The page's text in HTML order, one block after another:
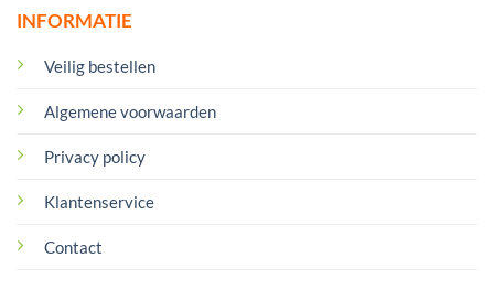
INFORMATIE
Veilig bestellen
Algemene voorwaarden
Privacy policy
Klantenservice
Contact